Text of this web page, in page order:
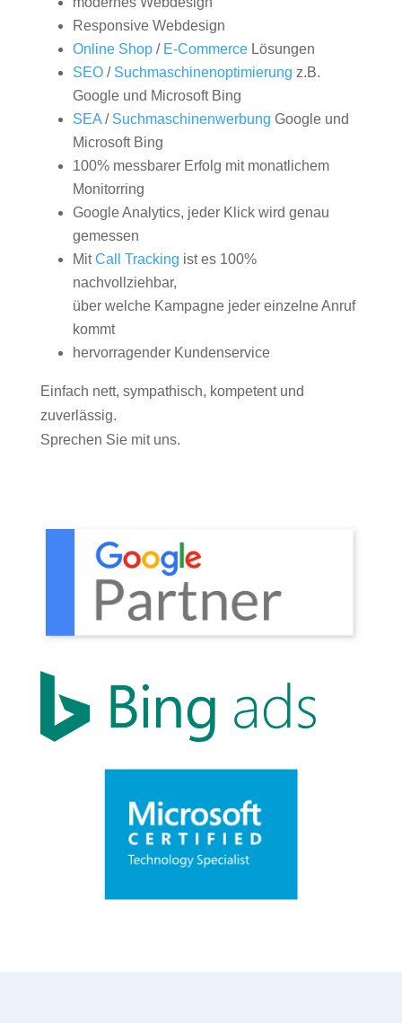
Responsive Webdesign
Online Shop/ E-CommerceLösungen
SEO/ Suchmaschinenoptimierung z.B.
Google und Microsoft Bing
SEA/ Suchmaschinenwerbung Google und
Microsoft Bing
100% messbarer Erfolg mit monatlichem
Monitorring
Google Analytics, jeder Klick wird genau
gemessen
MitCall Tracking ist es 100%
nachvollziehbar,
über welche Kampagne jeder einzelne Anruf
kommt
hervorragender Kundenservice
Einfach nett, sympathisch, kompetent und
zuverlässig.
Sprechen Sie mit uns.